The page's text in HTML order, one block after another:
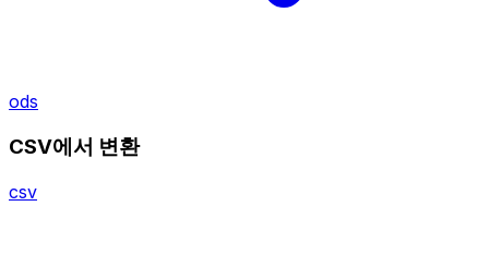
ods
CSV에서 변환
csv